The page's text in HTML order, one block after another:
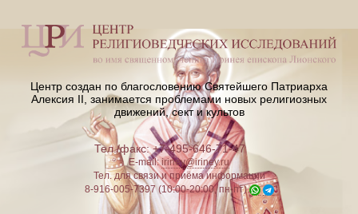
Центр создан по благословению Святейшего Патриарха
Алексия II, занимается проблемами новых религиозных
движений, сект и культов
Тел./факс: +7-495-646-71-47
E-mail:iriney@iriney.ru
Тел. для связи и приёма информации
8-916-005-7397 (10:00-20:00, пн-пт)